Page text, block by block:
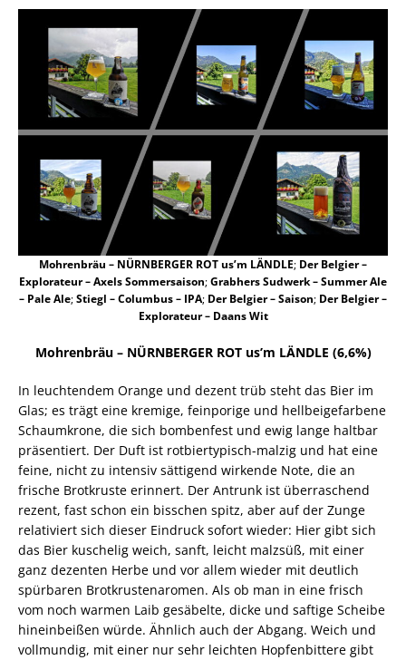
Mohrenbräu – NÜRNBERGER ROT us’m LÄNDLE; Der Belgier –
Explorateur – Axels Sommersaison;Grabhers Sudwerk – Summer Ale
– Pale Ale;Stiegl – Columbus – IPA; Der Belgier – Saison; Der Belgier –
Explorateur – Daans Wit
Mohrenbräu – NÜRNBERGER ROT us’m LÄNDLE (6,6%)
In leuchtendem Orange und dezent trüb steht das Bier im
Glas; es trägt eine kremige, feinporige und hellbeigefarbene
Schaumkrone, die sich bombenfest und ewig lange haltbar
präsentiert. Der Duft ist rotbiertypisch-malzig und hat eine
feine, nicht zu intensiv sättigend wirkende Note, die an
frische Brotkruste erinnert. Der Antrunk ist überraschend
rezent, fast schon ein bisschen spitz, aber auf der Zunge
relativiert sich dieser Eindruck sofort wieder: Hier gibt sich
das Bier kuschelig weich, sanft, leicht malzsüß, mit einer
ganz dezenten Herbe und vor allem wieder mit deutlich
spürbaren Brotkrustenaromen. Als ob man in eine frisch
vom noch warmen Laib gesäbelte, dicke und saftige Scheibe
hineinbeißen würde. Ähnlich auch der Abgang. Weich und
vollmundig, mit einer nur sehr leichten Hopfenbittere gibt